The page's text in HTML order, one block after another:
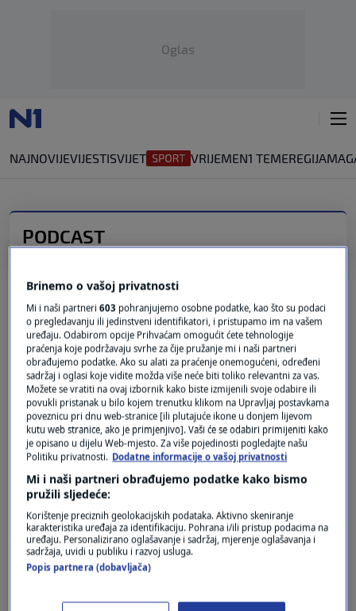
Oglas
NAJNOVIJEVIJESTISVIJET VRIJEMEN1 TEMEREGIJA
PODCAST
PODCAST|5. kol.|
Solidarnost, prljava riječ današnjice
PODCAST|1. srp.| 0
Sigurnost u klimatskoj i energetskoj krizi
PODCAST|3. lip.| 0
Oglas
Brinemo o vašoj privatnosti
Mi i naši partneri603 pohranjujemo osobne podatke, kao što su podaci
o pregledavanju ili jedinstveni identifikatori, i pristupamo im na vašem
uređaju. Odabirom opcije Prihvaćam omogućit ćete tehnologije
praćenja koje podržavaju svrhe za čije pružanje mi i naši partneri
obrađujemo podatke. Ako su alati za praćenje onemogućeni, određeni
sadržaj i oglasi koje vidite možda više neće biti toliko relevantni za vas.
Možete se vratiti na ovaj izbornik kako biste izmijenili svoje odabire ili
povukli pristanak u bilo kojem trenutku klikom na Upravljaj postavkama
poveznicu pri dnu web-stranice [ili plutajuće ikone u donjem lijevom
kutu web stranice, ako je primjenjivo]. Vaši će se odabiri primijeniti kako
je opisano u dijelu Web-mjesto. Za više pojedinosti pogledajte našu
Politiku privatnosti. Dodatne informacije o vašoj privatnosti
Mi i naši partneri obrađujemo podatke kako bismo
pružili sljedeće:
Korištenje preciznih geolokacijskih podataka. Aktivno skeniranje
karakteristika uređaja za identifikaciju. Pohrana i/ili pristup podacima na
uređaju. Personalizirano oglašavanje i sadržaj, mjerenje oglašavanja i
sadržaja, uvidi u publiku i razvoj usluga.
Popis partnera (dobavljača)